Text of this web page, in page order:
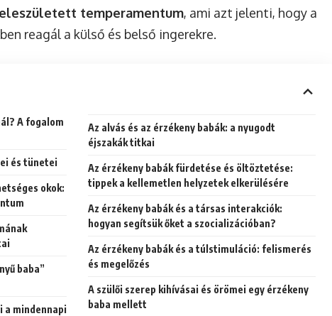
temperamentum, ami azt jelenti, hogy a
reagál a külső és belső ingerekre.
A fogalom
és tünetei
okok:
baba”
a mindennapi
Az alvás és az érzékeny babák: a nyugodt
éjszakák titkai
Az érzékeny babák fürdetése és öltöztetése:
tippek a kellemetlen helyzetek elkerülésére
Az érzékeny babák és a társas interakciók:
hogyan segítsük őket a szocializációban?
Az érzékeny babák és a túlstimuláció: felismerés
és megelőzés
A szülői szerep kihívásai és örömei egy érzékeny
baba mellett